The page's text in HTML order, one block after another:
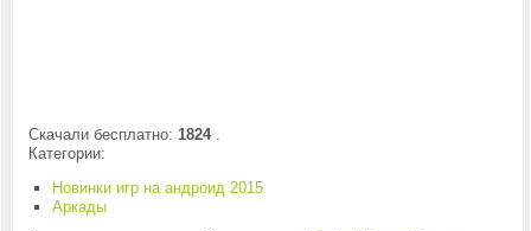
Скачали бесплатно: 1824.
Категории:
Новинки игр на андроид 2015
Аркады